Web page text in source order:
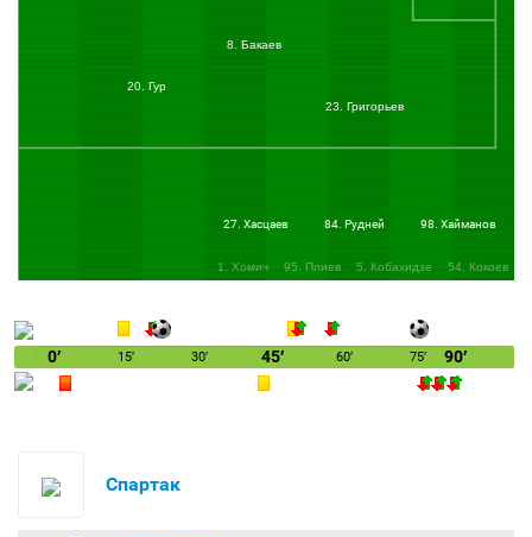
23. Григорьев
20. Гур
8. Бакаев
98. Хайманов
84. Рудней
27. Хасцаев
1. Хомич 95. Плиев 5. Кобахидзе 54. Кокоев
0′ 15′ 30′ 45′ 60′ 75′ 90′
Спартак